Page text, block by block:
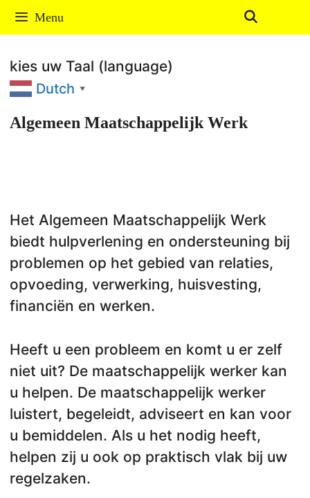
Ga
naar
inhoud
Menu
kies uw Taal (language)
Dutch ▼
Algemeen Maatschappelijk Werk
Het Algemeen Maatschappelijk Werk
biedt hulpverlening en ondersteuning bij
problemen op het gebied van relaties,
opvoeding, verwerking, huisvesting,
financiën en werken.
Heeft u een probleem en komt u er zelf
niet uit? De maatschappelijk werker kan
u helpen. De maatschappelijk werker
luistert, begeleidt, adviseert en kan voor
u bemiddelen. Als u het nodig heeft,
helpen zij u ook op praktisch vlak bij uw
regelzaken.